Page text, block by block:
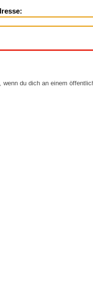
du dich an einem